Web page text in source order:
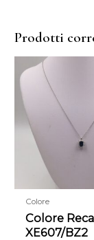
Prodotti
Colore
Colore
XE607/BZ2